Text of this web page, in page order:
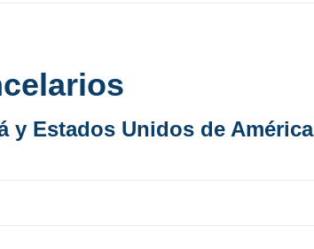
y Estados Unidos de América